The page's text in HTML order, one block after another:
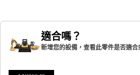
適合嗎？
新增您的設備，查看此零件是否適合